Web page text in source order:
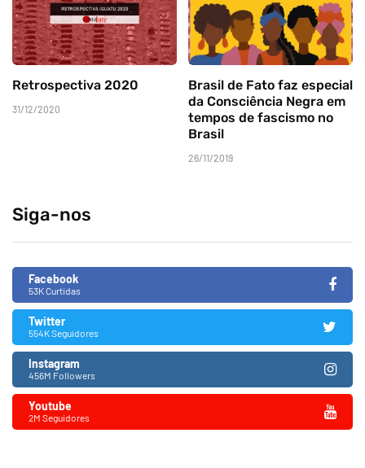
Retrospectiva 2020
31/12/2020
Brasil de Fato faz especial
da Consciência Negra em
tempos de fascismo no
Brasil
26/11/2019
Siga-nos
Facebook
53K Curtidas
Twitter
554K Seguidores
Instagram
456M Followers
Youtube
2M Seguidores